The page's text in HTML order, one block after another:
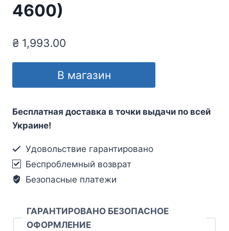
4600)
₴ 1,993.00
В магазин
Бесплатная доставка в точки выдачи по всей
Украине!
Удовольствие гарантировано
Беспроблемный возврат
Безопасные платежи
ГАРАНТИРОВАНО БЕЗОПАСНОЕ
ОФОРМЛЕНИЕ